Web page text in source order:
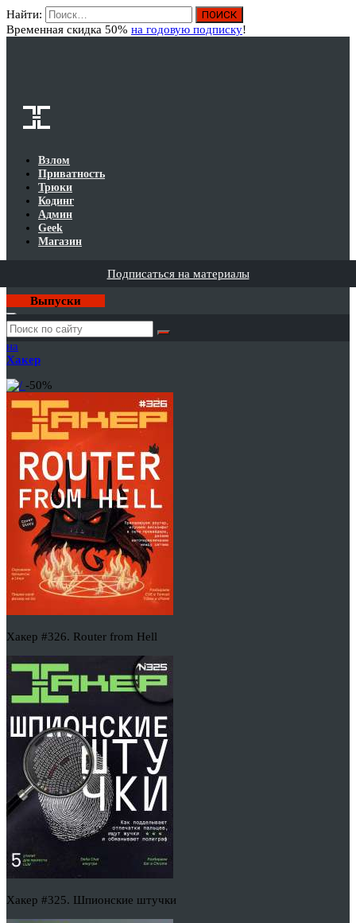
Найти:
Временная скидка 50% на годовую подписку!
Взлом
Приватность
Трюки
Кодинг
Админ
Geek
Магазин
Подписаться на материалы
Выпуски
Годовая
подписка
на
Хакер
-50%
Хакер #326. Router from Hell
Хакер #325. Шпионские штучки